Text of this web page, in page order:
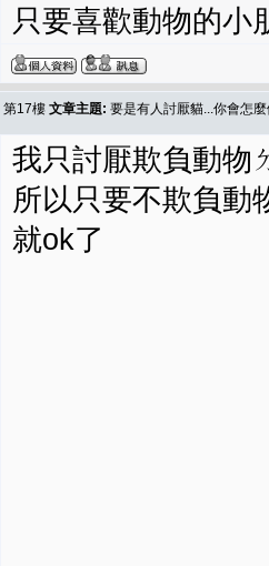
只要喜歡動物的小
第17樓 文章主題: 要是有人討厭貓...你會怎
我只討厭欺負動物
所以只要不欺負動
就ok了